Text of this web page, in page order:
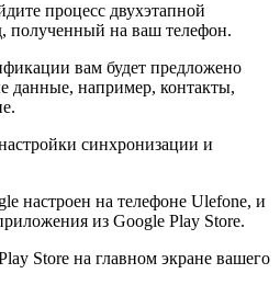
процесс двухэтапной
полученный на ваш телефон.
вам будет предложено
данные, например, контакты,
синхронизации и
настроен на телефоне Ulefone, и
из Google Play Store.
Store на главном экране вашего